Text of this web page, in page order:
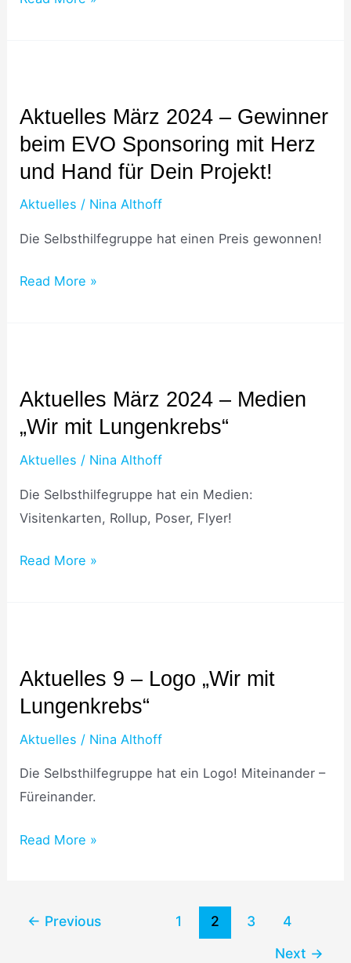
Aktuelles März 2024 – Gewinner
beim EVO Sponsoring mit Herz
und Hand für Dein Projekt!
Aktuelles / Nina Althoff
Die Selbsthilfegruppe hat einen Preis gewonnen!
2024
–
Gewinner
EVO
Sponsoring
Herz
Projekt!
Read More »
Aktuelles März 2024 – Medien
„Wir mit Lungenkrebs“
Aktuelles / Nina Althoff
Die Selbsthilfegruppe hat ein Medien:
Visitenkarten, Rollup, Poser, Flyer!
2024
mit
Lungenkrebs“
Read More »
Aktuelles 9 – Logo „Wir mit
Lungenkrebs“
Aktuelles / Nina Althoff
Die Selbsthilfegruppe hat ein Logo! Miteinander –
Füreinander.
–
Logo
Lungenkrebs“
Read More »
← Previous 1 2 3
4
Next →